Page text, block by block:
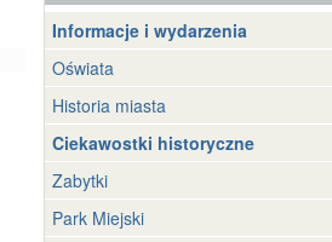
Informacje i wydarzenia
Oświata
Historia miasta
Ciekawostki historyczne
Zabytki
Park Miejski